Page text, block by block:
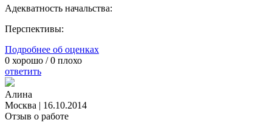
Адекватность начальства:
Перспективы:
Подробнее об оценках
0 хорошо /0 плохо
ответить
Алина
Москва | 16.10.2014
Отзыв о работе